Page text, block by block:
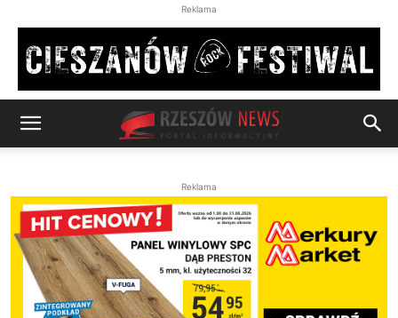
Reklama
Reklama